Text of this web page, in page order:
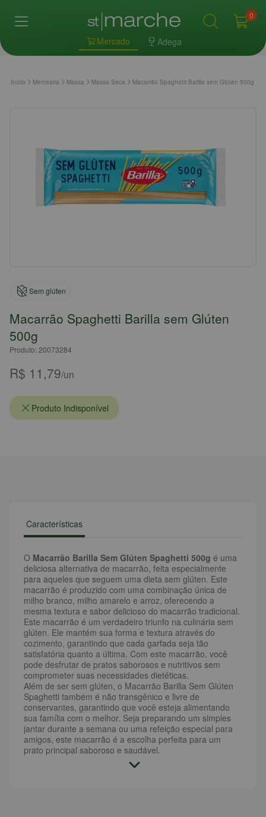
Mercado Adega
0
Início Mercearia Massa Massa Seca Macarrão Spaghetti Barilla sem Glúten 500g
Sem glúten
Macarrão Spaghetti Barilla sem Glúten
500g
Produto: 20073284
R$ 11,79/un
Produto Indisponível
Características
O Macarrão Barilla Sem Glúten Spaghetti 500g é uma
deliciosa alternativa de macarrão, feita especialmente
para aqueles que seguem uma dieta sem glúten. Este
macarrão é produzido com uma combinação única de
milho branco, milho amarelo e arroz, oferecendo a
mesma textura e sabor delicioso do macarrão tradicional.
Este macarrão é um verdadeiro triunfo na culinária sem
glúten. Ele mantém sua forma e textura através do
cozimento, garantindo que cada garfada seja tão
satisfatória quanto a última. Com este macarrão, você
pode desfrutar de pratos saborosos e nutritivos sem
comprometer suas necessidades dietéticas.
Além de ser sem glúten, o Macarrão Barilla Sem Glúten
Spaghetti também é não transgênico e livre de
conservantes, garantindo que você esteja alimentando
sua família com o melhor. Seja preparando um simples
jantar durante a semana ou uma refeição especial para
amigos, este macarrão é a escolha perfeita para um
prato principal saboroso e saudável.